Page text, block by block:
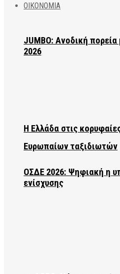
ΟΙΚΟΝΟΜΙΑ
Η Ελλάδα στις
Ευρωπαίων ταξιδιωτών
JUMBO: Ανοδική
2026
ΟΣΔΕ 2026: Ψηφιακή η
ενίσχυσης